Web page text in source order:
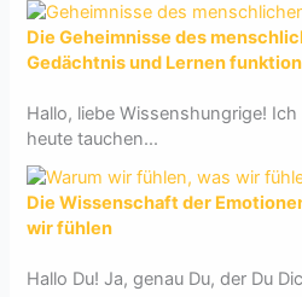
Die Geheimnisse des
Gedächtnis und Lernen
Hallo, liebe Wissenshungrige!
heute tauchen...
Die Wissenschaft der
wir fühlen
Hallo Du! Ja, genau Du, der Du